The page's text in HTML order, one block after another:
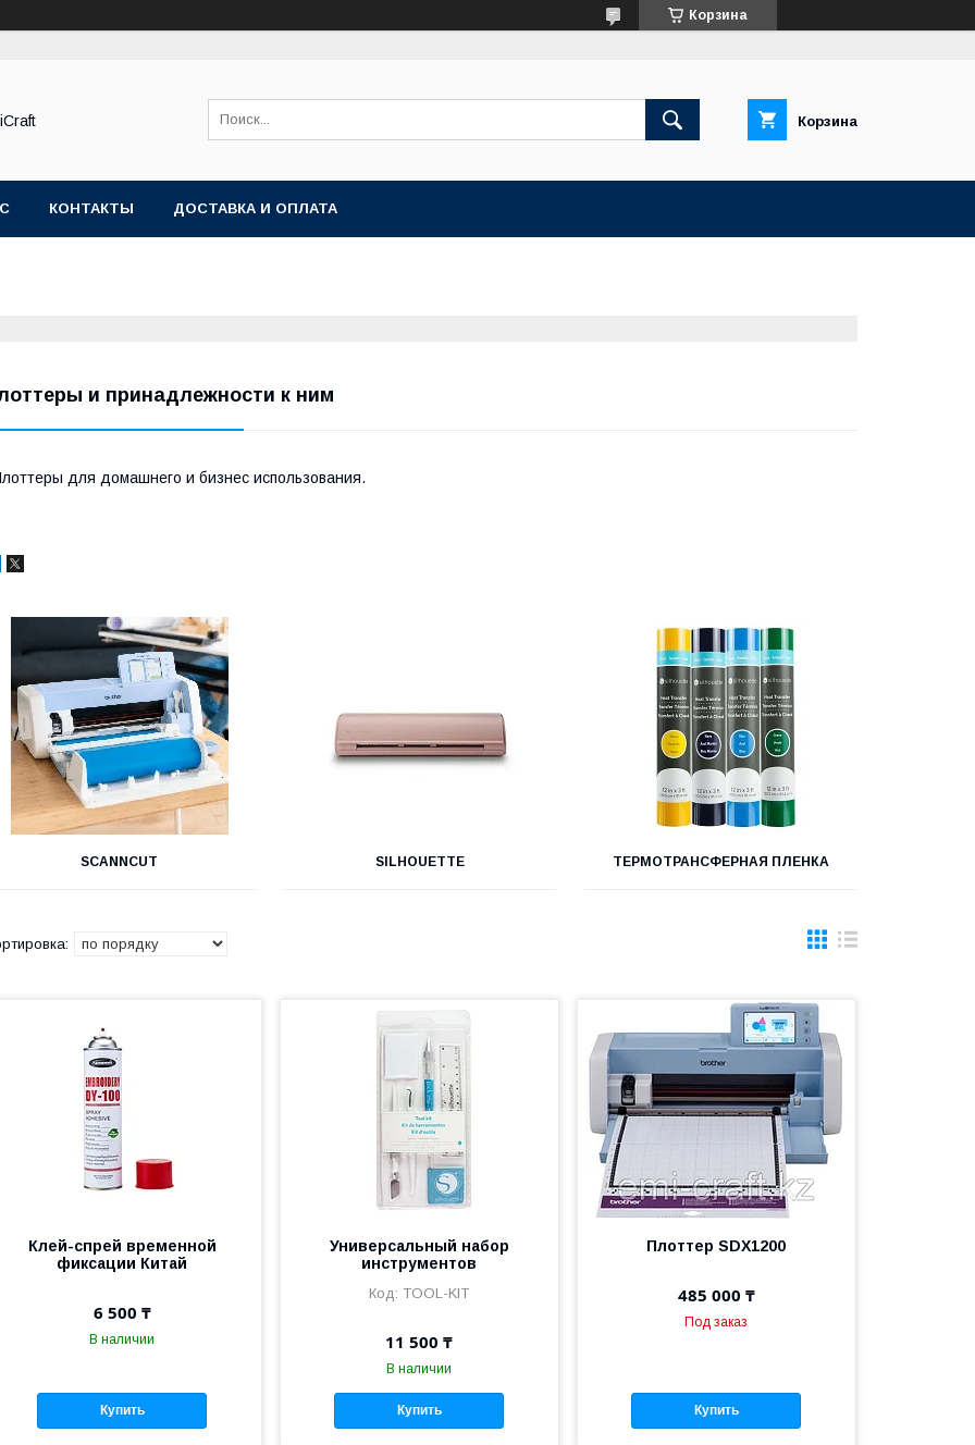
Корзина
Корзина
КОНТАКТЫ ДОСТАВКА И ОПЛАТА
и принадлежности к ним
для домашнего и бизнес использования.
SCANNCUT SILHOUETTE ТЕРМОТРАНСФЕРНАЯ ПЛЕНКА
Клей-спрей временной
фиксации Китай
6 500 ₸
В наличии
Купить
Универсальный набор
инструментов
TOOL-KIT
11 500 ₸
В наличии
Купить
Плоттер SDX1200
485 000 ₸
Под заказ
Купить